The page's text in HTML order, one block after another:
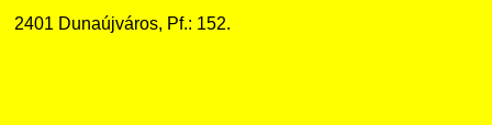
2401 Dunaújváros, Pf.: 152.